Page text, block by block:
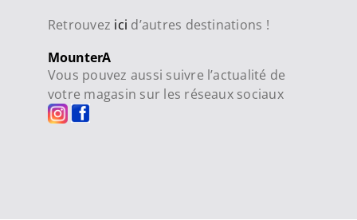
Retrouvez ici d’autres destinations !
MounterA
Vous pouvez aussi suivre l’actualité de
votre magasin sur les réseaux sociaux